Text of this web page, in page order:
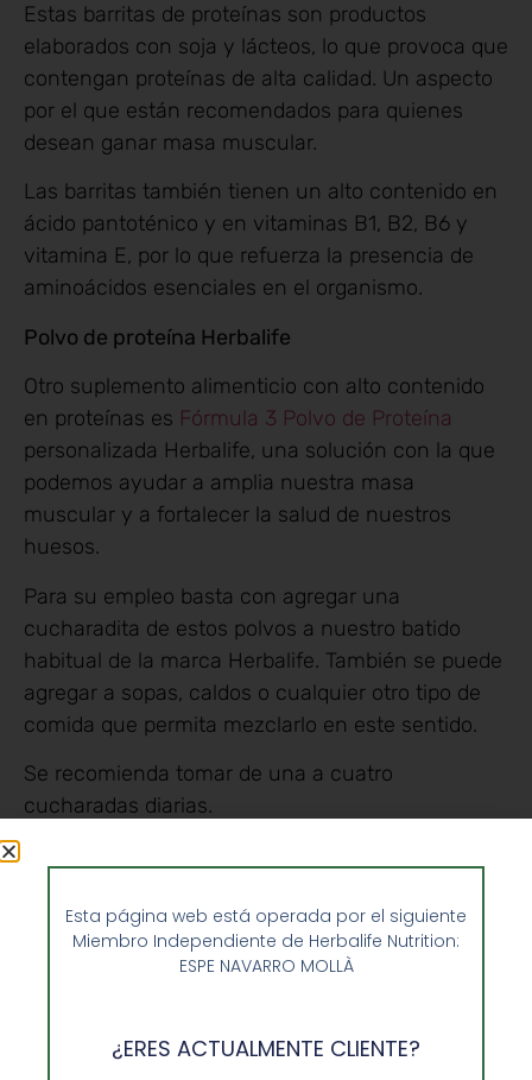
Estas barritas de proteínas son productos
elaborados con soja y lácteos, lo que provoca que
contengan proteínas de alta calidad. Un aspecto
por el que están recomendados para quienes
desean ganar masa muscular.
Las barritas también tienen un alto contenido en
ácido pantoténico y en vitaminas B1, B2, B6 y
vitamina E, por lo que refuerza la presencia de
aminoácidos esenciales en el organismo.
Polvo de proteína Herbalife
Otro suplemento alimenticio con alto contenido
en proteínas es Fórmula 3 Polvo de Proteína
personalizada Herbalife, una solución con la que
podemos ayudar a amplia nuestra masa
muscular y a fortalecer la salud de nuestros
huesos.
Para su empleo basta con agregar una
cucharadita de estos polvos a nuestro batido
habitual de la marca Herbalife. También se puede
agregar a sopas, caldos o cualquier otro tipo de
comida que permita mezclarlo en este sentido.
Se recomienda tomar de una a cuatro
cucharadas diarias.
apto para personas vegetarianas.
Así pues, si queremos mejorar las funciones
habitual, no somos capaces de cubrir estas
Esta página web está operada por el siguiente
Miembro Independiente de Herbalife Nutrition:
ESPE NAVARRO MOLLÀ
¿ERES ACTUALMENTE CLIENTE?